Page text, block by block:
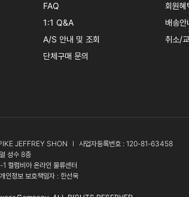
FAQ
1:1 Q&A
A/S 안내 및 조회
단체구매 문의
회원혜
배송안
취소/
JEFFREY SHON l
사업자등록번호 : 120-81-63458
성수 8층
컬럼비아 온라인 물류센터
개인정보 보호책임자 : 한선욱